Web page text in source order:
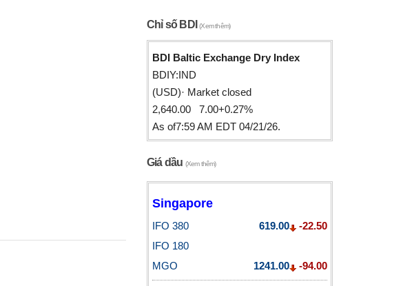
Chỉ số BDI(Xem thêm)
BDI Baltic Exchange Dry Index
BDIY:IND
(USD)· Market closed
2,640.00 7.00+0.27%
As of7:59 AM EDT 04/21/26.
Giá dầu (Xem thêm)
Singapore
IFO 380 619.00
-22.50
IFO 180
MGO
1241.00 -94.00